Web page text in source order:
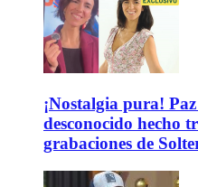
¡Nostalgia pura!
desconocido hecho
grabaciones de